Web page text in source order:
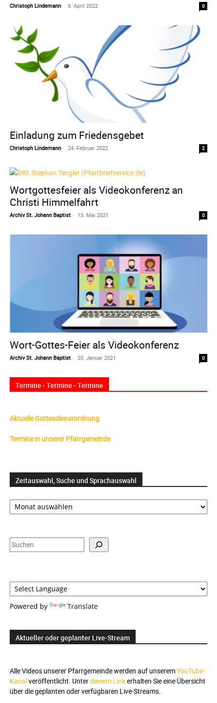
Christoph Lindemann - 8. April 2022 0
Einladung zum Friedensgebet
Christoph Lindemann - 24. Februar 2022 2
Wortgottesfeier als Videokonferenz an
Christi Himmelfahrt
Archiv St. Johann Baptist - 13. Mai 2021 0
Wort-Gottes-Feier als Videokonferenz
Archiv St. Johann Baptist - 20. Januar 2021 0
Termine - Termine - Termine
Aktuelle Gottesdienstordnung
Termine in unserer Pfarrgemeinde
Zeitauswahl, Suche und Sprachauswahl
Zeitauswahl,
Suche
Suchen
Powered by Translate
Aktueller oder geplanter Live-Stream
Alle Videos unserer Pfarrgemeinde werden auf unseremYouTube-
Kanalveröffentlicht. Unterdiesem Linkerhalten Sie eine Übersicht
über die geplanten oder verfügbaren Live-Streams.